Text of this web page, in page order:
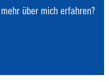
über mich erfahren?